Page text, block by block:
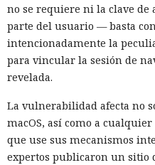
no se requiere ni la clave de
parte del usuario — basta
intencionadamente la
para vincular la sesión de
revelada.
La vulnerabilidad afecta no
macOS, así como a
que use sus mecanismos
expertos publicaron un sitio